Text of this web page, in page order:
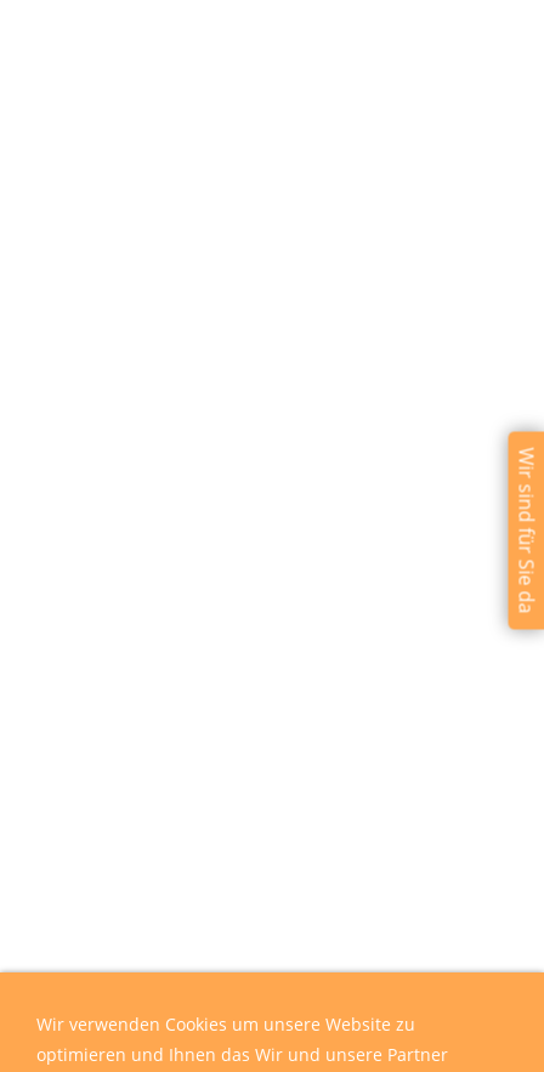
Wir sind für Sie da
Wir verwenden Cookies um unsere Website zu
optimieren und Ihnen das Wir und unsere Partner